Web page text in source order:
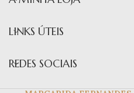
LINKS ÚTEIS
REDES SOCIAIS